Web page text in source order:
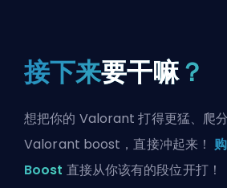
接下来要干嘛？
想把你的 Valorant 打得更猛、爬
Valorant boost，直接冲起来！
Boost 直接从你该有的段位开打！